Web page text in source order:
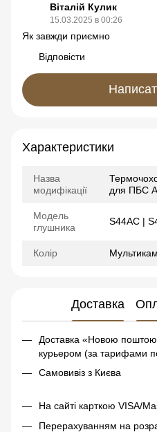
Віталій Кулик
15.03.2025 в 00:26
Як завжди приємно
Відповісти
Характеристики
Назва
модифікації
для ПБС
Модель
глушника
S44AC |
Колір Мультикам
Доставка
Доставка «Новою
курьером (за тарифами
Самовивіз з Києва
На сайті карткою VISA/
Перерахуванням на